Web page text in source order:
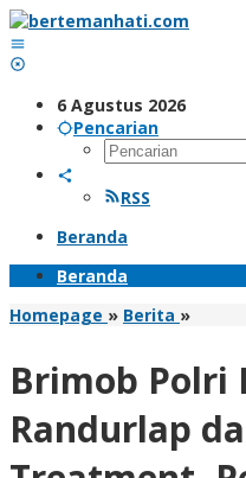
Lewati
ke
konten
6 Agustus 2026
Pencarian
RSS
Beranda
Beranda
Homepage » Berita »Brimob
13
dan
Water
Brimob Polri
Randurlap